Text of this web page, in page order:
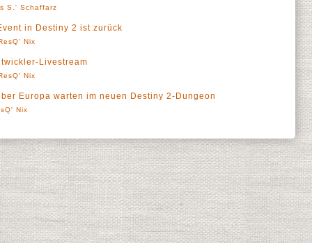
S.' Schaffarz
in Destiny 2 ist zurück
Nix
Livestream
Nix
Europa warten im neuen Destiny 2-Dungeon
Nix